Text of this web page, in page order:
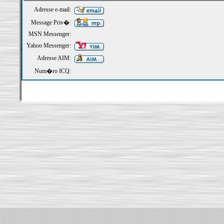
Adresse e-mail:
Message Priv�:
MSN Messenger:
Yahoo Messenger:
Adresse AIM:
Num�ro ICQ: